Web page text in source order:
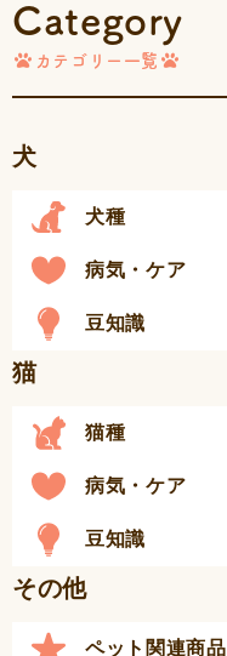
Category
カテゴリー一覧
犬
犬種
病気・ケア
豆知識
猫
猫種
病気・ケア
豆知識
その他
ペット関連商品